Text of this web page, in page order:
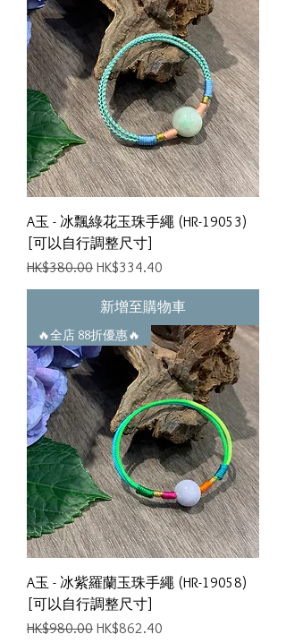
A玉 - 冰飄綠花玉珠手繩 (HR-19053)
[可以自行調整尺寸]
一般價格
HK$380.00 促銷價格
HK$334.40
新增至購物車
🔥全店 88折優惠🔥
A玉 - 冰紫羅蘭玉珠手繩 (HR-19058)
[可以自行調整尺寸]
一般價格
HK$980.00 促銷價格
HK$862.40